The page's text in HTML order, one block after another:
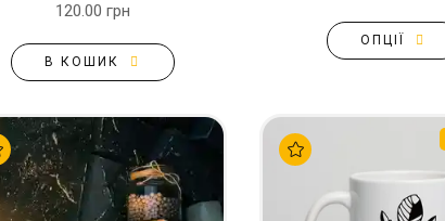
120.00 грн
В КОШИК
ОПЦІЇ